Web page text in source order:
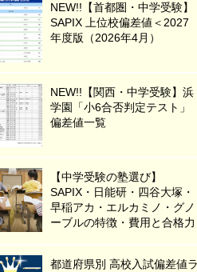
NEW!!【首都圏・中学受験】
SAPIX 上位校偏差値＜2027
年度版（2026年4月）
NEW!!【関西・中学受験】浜
学園「小6合否判定テスト」
偏差値一覧
【中学受験の塾選び】
SAPIX・日能研・四谷大塚・
早稲アカ・エルカミノ・グノ
ーブルの特徴・費用と合格力
都道府県別 高校入試偏差値ラ